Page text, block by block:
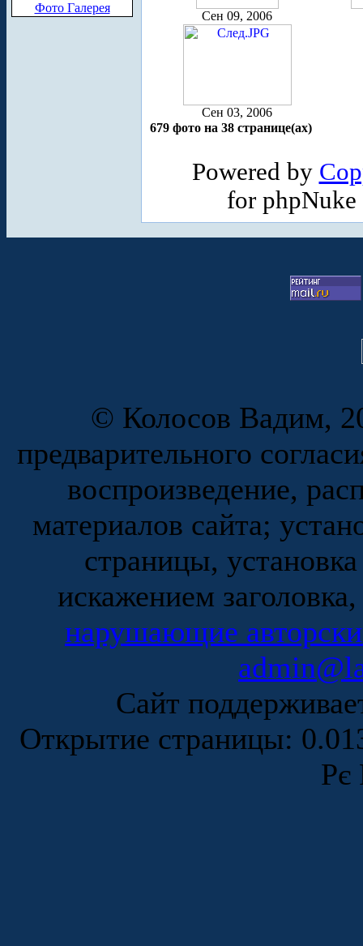
Фото Галерея
Сен 09, 2006
Сен 03, 2006
679 фото на 38 странице(ах)
Powered by
for
© Колосов Вадим,
предварительного
воспроизведение,
материалов сайта;
страницы,
искажением
нарушающие
Сайт
Открытие страницы:
Рє